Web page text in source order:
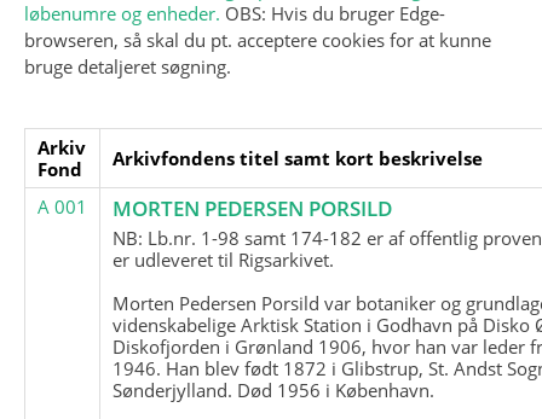
løbenumre og enheder. OBS: Hvis du bruger Edge-
browseren, så skal du pt. acceptere cookies for at kunne
bruge detaljeret søgning.
Arkiv
Fond
Arkivfondens titel samt kort beskrivelse
A 001
MORTEN PEDERSEN PORSILD
NB: Lb.nr. 1-98 samt 174-182 er af offentlig
er udleveret til Rigsarkivet.
Morten Pedersen Porsild var botaniker og
videnskabelige Arktisk Station i Godhavn på Disko
Diskofjorden i Grønland 1906, hvor han var leder
1946. Han blev født 1872 i Glibstrup, St. Andst
Sønderjylland. Død 1956 i København.